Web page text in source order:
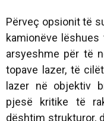
Përveç opsionit të
kamionëve
arsyeshme për të
topave lazer, të
lazer në objektiv
pjesë kritike të
dështim strukturor,